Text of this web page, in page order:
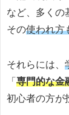
など、多くの
その使われ方
それらには、
「 専門的な金
初心者の方が